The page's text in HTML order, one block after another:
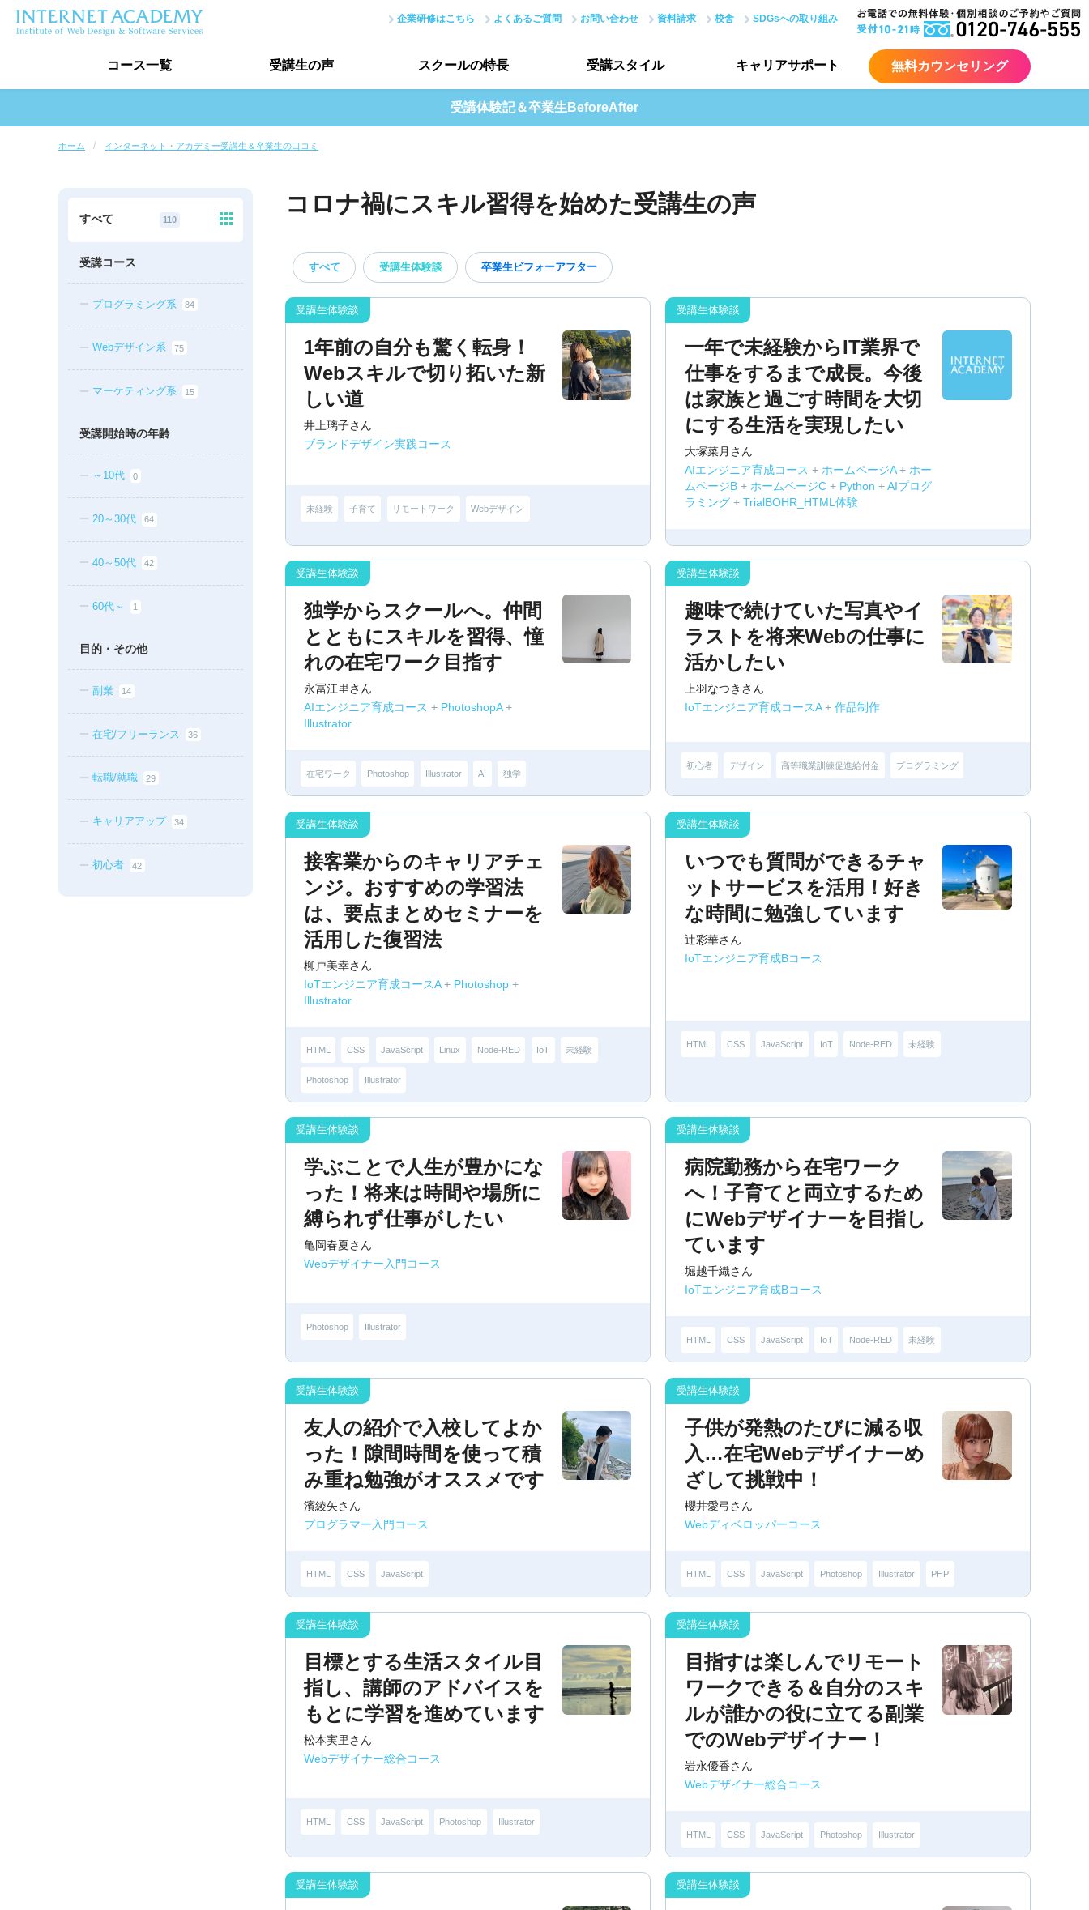
企業研修はこちら よくあるご質問 お問い合わせ 資料請求 校舎 SDGsへの取り組み
コース一覧 受講生の声
受講生の声トップ
受講生インタビュー
最新口コミ情報
スクールの特長
スクールの特長トップ
現場のノウハウ
最新で正確なスキル
受講スタイル
受講スタイルトップ
授業評価アンケート
キャリアサポート 無料カウンセリング
受講体験記＆卒業生BeforeAfter
ホーム インターネット・アカデミー受講生＆卒業生の口コミ
コロナ禍にスキル習得を始めた受講生の声
すべて 受講生体験談 卒業生ビフォーアフター
1年前の自分も驚く転身！
Webスキルで切り拓いた新
しい道
井上璃子さん
ブランドデザイン実践コース
未経験 子育て リモートワーク Webデザイン
一年で未経験からIT業界で
仕事をするまで成長。今後
は家族と過ごす時間を大切
にする生活を実現したい
大塚菜月さん
AIエンジニア育成コース + ホームページA+ ホー
ムページB+ ホームページC+ Python +AIプログ
ラミング+ TrialBOHR_HTML体験
独学からスクールへ。仲間
とともにスキルを習得、憧
れの在宅ワーク目指す
永冨江里さん
AIエンジニア育成コース + PhotoshopA+
Illustrator
在宅ワーク Photoshop Illustrator AI 独学
趣味で続けていた写真やイ
ラストを将来Webの仕事に
活かしたい
上羽なつきさん
IoTエンジニア育成コースA+ 作品制作
初心者 デザイン 高等職業訓練促進給付金 プログラミング
接客業からのキャリアチェ
ンジ。おすすめの学習法
は、要点まとめセミナーを
活用した復習法
柳戸美幸さん
IoTエンジニア育成コースA+ Photoshop +
Illustrator
HTML CSS JavaScript Linux Node-RED IoT 未経験
Photoshop Illustrator
いつでも質問ができるチャ
ットサービスを活用！好き
な時間に勉強しています
辻彩華さん
IoTエンジニア育成Bコース
HTML CSS JavaScript IoT Node-RED 未経験
学ぶことで人生が豊かにな
った！将来は時間や場所に
縛られず仕事がしたい
亀岡春夏さん
Webデザイナー入門コース
Photoshop Illustrator
病院勤務から在宅ワーク
へ！子育てと両立するため
にWebデザイナーを目指し
ています
堀越千織さん
IoTエンジニア育成Bコース
HTML CSS JavaScript IoT Node-RED 未経験
友人の紹介で入校してよか
った！隙間時間を使って積
み重ね勉強がオススメです
濱綾矢さん
プログラマー入門コース
HTML CSS JavaScript
子供が発熱のたびに減る収
入…在宅Webデザイナーめ
ざして挑戦中！
櫻井愛弓さん
Webディベロッパーコース
HTML CSS JavaScript Photoshop Illustrator PHP
目標とする生活スタイル目
指し、講師のアドバイスを
もとに学習を進めています
松本実里さん
Webデザイナー総合コース
HTML CSS JavaScript Photoshop Illustrator
目指すは楽しんでリモート
ワークできる＆自分のスキ
ルが誰かの役に立てる副業
でのWebデザイナー！
岩永優香さん
Webデザイナー総合コース
HTML CSS JavaScript Photoshop Illustrator
すべて 110
受講コース
プログラミング系 84
Webデザイン系 75
マーケティング系 15
受講開始時の年齢
～10代 0
20～30代 64
40～50代 42
60代～ 1
目的・その他
副業 14
在宅/フリーランス 36
転職/就職 29
キャリアアップ 34
初心者 42